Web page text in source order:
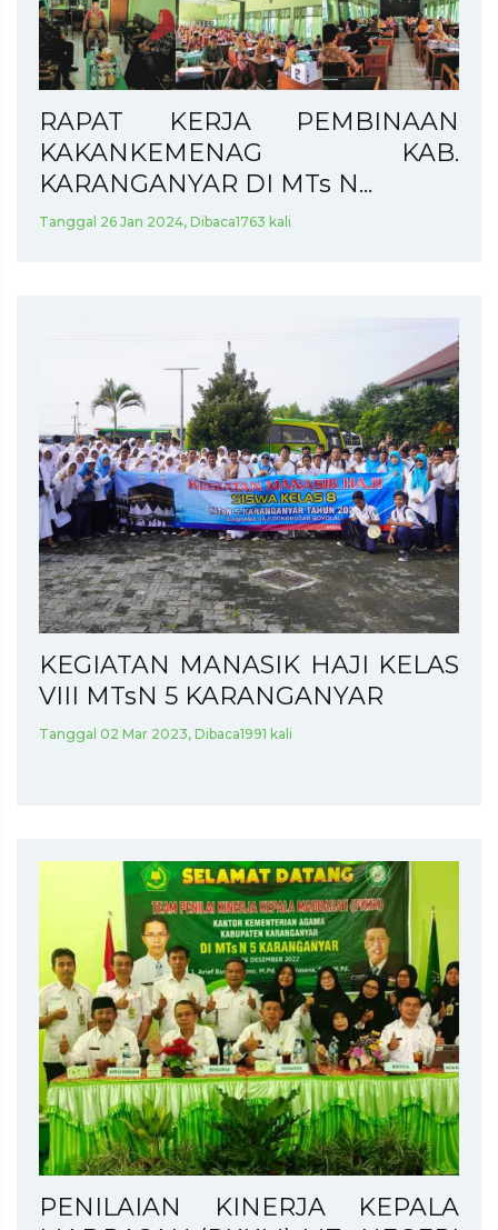
RAPAT KERJA PEMBINAAN
KAKANKEMENAG KAB.
KARANGANYAR DI MTs N...
Tanggal 26 Jan 2024, Dibaca1763 kali
KEGIATAN MANASIK HAJI KELAS
VIII MTsN 5 KARANGANYAR
Tanggal 02 Mar 2023, Dibaca1991 kali
PENILAIAN KINERJA KEPALA